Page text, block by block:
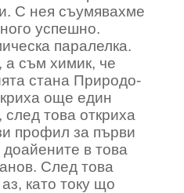
С нея съумявахме
успешно.
паралелка.
а съм химик, че
стана Природо-
още един
това откриха
профил за първи
доайените в това
След това
като току що